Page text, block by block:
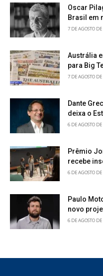
Oscar
Brasil em
7 DE AGOSTO
Austrália
para Big
7 DE AGOSTO
Dante
deixa o
6 DE AGOSTO
Prêmio
recebe
6 DE AGOSTO
Paulo
novo
6 DE AGOSTO